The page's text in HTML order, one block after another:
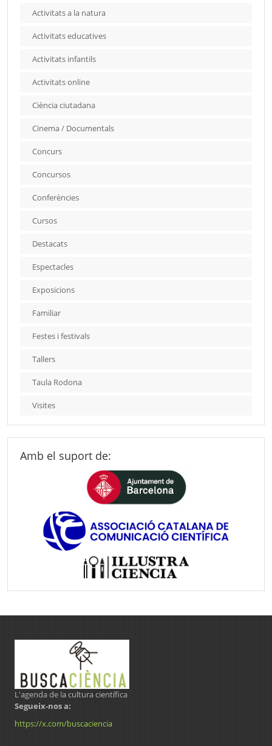
Activitats a la natura
Activitats educatives
Activitats infantils
Activitats online
Ciència ciutadana
Cinema / Documentals
Concurs
Concursos
Conferències
Cursos
Destacats
Espectacles
Exposicions
Familiar
Festes i festivals
Tallers
Taula Rodona
Visites
Amb el suport de:
L'agenda de la cultura científica
Segueix-nos a:
https://x.com/buscaciencia